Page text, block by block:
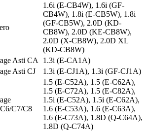
1.6i (E-CB4W), 1.6i (GF-
CB4W), 1.8i (E-CB5W), 1.8i
(GF-CB5W), 2.0D (KD-
CB8W), 2.0D (KE-CB8W),
2.0D (X-CB8W), 2.0D XL
(KD-CB8W)
Asti CA
1.3i (E-CA1A)
Asti CJ
1.3i (E-CJ1A), 1.3i (GF-CJ1A)
C7/C8
1.5 (E-C52A), 1.5 (E-C62A),
1.5 (E-C72A), 1.5 (E-C82A),
1.5i (E-C52A), 1.5i (E-C62A),
1.6 (E-C53A), 1.6 (E-C63A),
1.6 (E-C73A), 1.8D (Q-C64A),
1.8D (Q-C74A)